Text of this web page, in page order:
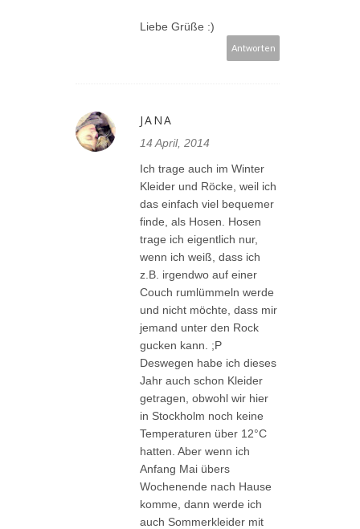
Liebe Grüße :)
Antworten
JANA
14 April, 2014
Ich trage auch im Winter
Kleider und Röcke, weil ich
das einfach viel bequemer
finde, als Hosen. Hosen
trage ich eigentlich nur,
wenn ich weiß, dass ich
z.B. irgendwo auf einer
Couch rumlümmeln werde
und nicht möchte, dass mir
jemand unter den Rock
gucken kann. ;P
Deswegen habe ich dieses
Jahr auch schon Kleider
getragen, obwohl wir hier
in Stockholm noch keine
Temperaturen über 12°C
hatten. Aber wenn ich
Anfang Mai übers
Wochenende nach Hause
komme, dann werde ich
auch Sommerkleider mit